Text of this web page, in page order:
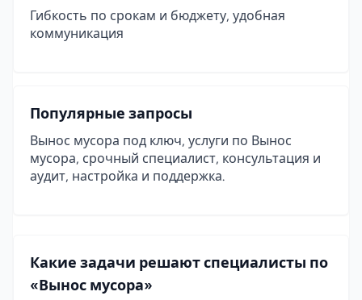
Гибкость по срокам и бюджету, удобная
коммуникация
Популярные запросы
Вынос мусора под ключ, услуги по Вынос
мусора, срочный специалист, консультация и
аудит, настройка и поддержка.
Какие задачи решают специалисты по
«Вынос мусора»